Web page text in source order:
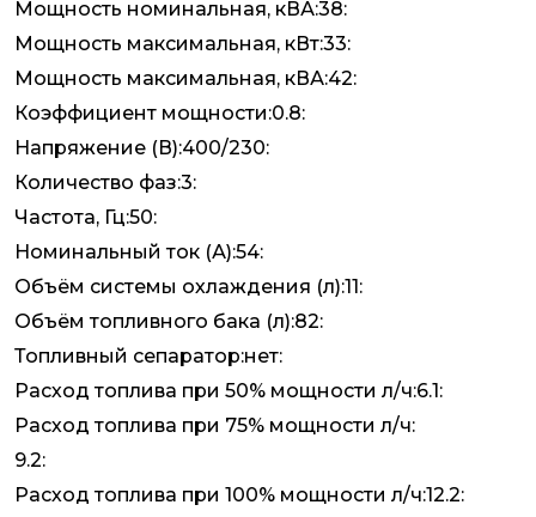
Мощность номинальная, кВА:38:
Мощность максимальная, кВт:33:
Мощность максимальная, кВА:42:
Коэффициент мощности:0.8:
Напряжение (В):400/230:
Количество фаз:3:
Частота, Гц:50:
Номинальный ток (А):54:
Объём системы охлаждения (л):11:
Объём топливного бака (л):82:
Топливный сепаратор:нет:
Расход топлива при 50% мощности л/ч:6.1:
Расход топлива при 75% мощности л/ч:
9.2:
Расход топлива при 100% мощности л/ч:12.2: